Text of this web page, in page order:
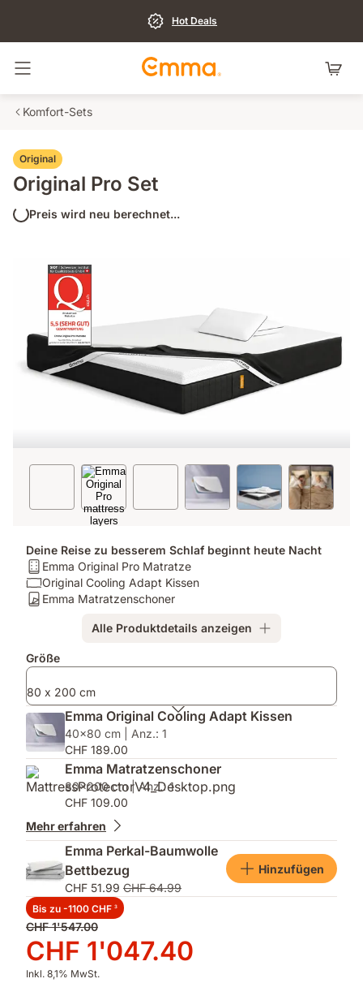
Hot Deals
Navigation umschalten
Komfort-Sets
Original
Original Pro Set
Preis wird neu berechnet...
Deine Reise zu besserem Schlaf beginnt heute Nacht
Matratze:
Emma
Original
Emma Original Pro Matratze
Kissen:
Original
Original Cooling Adapt Kissen
Matratzenschoner:
Matratzenschoner
Emma Matratzenschoner
Alle Produktdetails anzeigen
Zusatzprodukte
Größe
80 x 200 cm
Emma Original Cooling Adapt Kissen
40x80 cm | Anz.: 1
CHF 189.00
Emma Matratzenschoner
80x200 cm | Anz.: 1
CHF 109.00
Mehr erfahren
Emma Perkal-Baumwolle
Bettbezug
CHF 51.99 CHF 64.99
Hinzufügen
Bis zu -1100 CHF 3
Ursprünglicher
Preis
CHF 1'547.00
CHF 1'547.00
Preis
CHF 1'047.40
CHF 1'047.40
Inkl. 8,1% MwSt.